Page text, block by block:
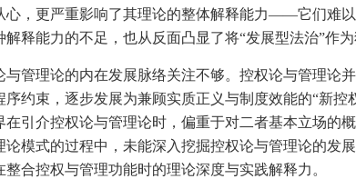
心，更严重影响了其理论的整体解释能力——它们难
释能力的不足，也从反面凸显了将“发展型法治”作
与管理论的内在发展脉络关注不够。控权论与管理论
序约束，逐步发展为兼顾实质正义与制度效能的“新
在引介控权论与管理论时，偏重于对二者基本立场的
论模式的过程中，未能深入挖掘控权论与管理论的发
合控权与管理功能时的理论深度与实践解释力。